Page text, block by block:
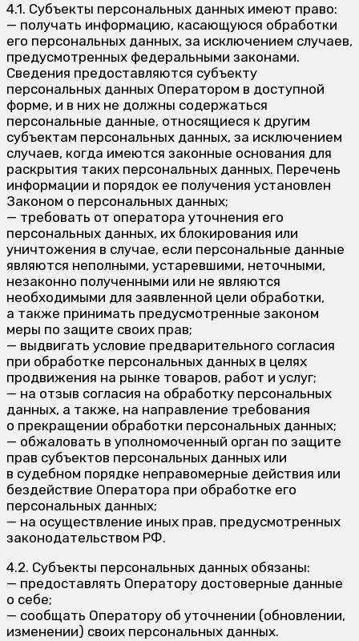
4.1. Субъекты персональных данных имеют право:
— получать информацию, касающуюся обработки
его персональных данных, за исключением случаев,
предусмотренных федеральными законами.
Сведения предоставляются субъекту
персональных данных Оператором в доступной
форме, и в них не должны содержаться
персональные данные, относящиеся к другим
субъектам персональных данных, за исключением
случаев, когда имеются законные основания для
раскрытия таких персональных данных. Перечень
информации и порядок ее получения установлен
Законом о персональных данных;
— требовать от оператора уточнения его
персональных данных, их блокирования или
уничтожения в случае, если персональные данные
являются неполными, устаревшими, неточными,
незаконно полученными или не являются
необходимыми для заявленной цели обработки,
а также принимать предусмотренные законом
меры по защите своих прав;
— выдвигать условие предварительного согласия
при обработке персональных данных в целях
продвижения на рынке товаров, работ и услуг;
— на отзыв согласия на обработку персональных
данных, а также, на направление требования
о прекращении обработки персональных данных;
— обжаловать в уполномоченный орган по защите
прав субъектов персональных данных или
в судебном порядке неправомерные действия или
бездействие Оператора при обработке его
персональных данных;
— на осуществление иных прав, предусмотренных
законодательством РФ.
4.2. Субъекты персональных данных обязаны:
— предоставлять Оператору достоверные данные
о себе;
— сообщать Оператору об уточнении (обновлении,
изменении) своих персональных данных.